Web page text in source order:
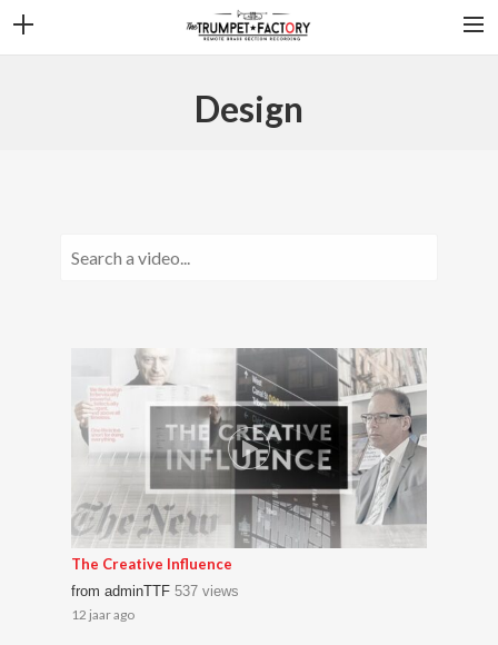
Design
The Creative Influence
fromadminTTF 537 views
12 jaar ago